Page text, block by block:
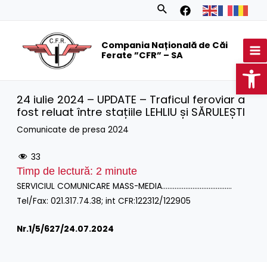
Search
Compania Națională de Căi
Ferate ”CFR” – SA
24 iulie 2024 – UPDATE – Traficul feroviar a
fost reluat între stațiile LEHLIU și SĂRULEȘTI
Comunicate de presa 2024
33
Timp de lectură: 2 minute
SERVICIUL COMUNICARE MASS-MEDIA…………………………………
Tel/Fax: 021.317.74.38; int CFR:122312/122905
Nr.1/5/627/24.07.2024